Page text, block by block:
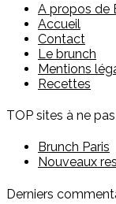
A propos de
Accueil
Contact
Le brunch
Mentions
Recettes
TOP sites à ne
Brunch Paris
Nouveaux
Derniers